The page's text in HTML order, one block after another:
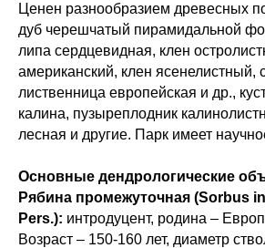
Ценен разнообразием древесных
дуб черешчатый пирамидальной
липа сердцевидная, клен
американский, клен ясенелистный,
лиственница европейская и др.,
калина, пузыреплодник
лесная и другие. Парк имеет
Основные дендрологические
Рябина промежуточная (Sorbus
Pers.): интродуцент, родина –
Возраст – 150-160 лет, диаметр